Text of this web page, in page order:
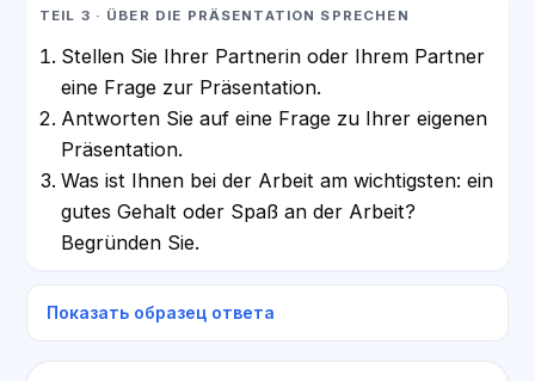
TEIL 3 · ÜBER DIE PRÄSENTATION SPRECHEN
Stellen Sie Ihrer Partnerin oder Ihrem Partner
eine Frage zur Präsentation.
Antworten Sie auf eine Frage zu Ihrer eigenen
Präsentation.
Was ist Ihnen bei der Arbeit am wichtigsten: ein
gutes Gehalt oder Spaß an der Arbeit?
Begründen Sie.
Показать образец ответа